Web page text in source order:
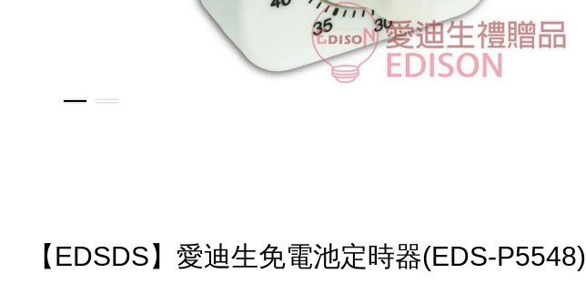
【EDSDS】愛迪生免電池定時器(EDS-P5548)